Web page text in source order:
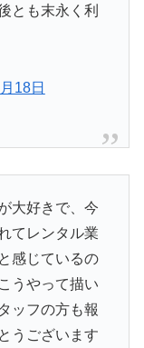
とも末永く利
18日
大好きで、今
てレンタル業
感じているの
うやって描い
ッフの方も報
うございます